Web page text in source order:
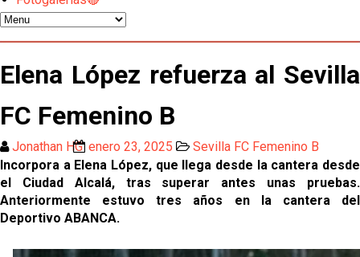
El Sevilla continúa con despidos y rechaza una
oferta de 420 millones por el club
El Sevilla mueve ficha por Robbie Ure: la opción 'A'
para el ataque nervionense
Los contratiempos para García Plaza por la mala
El Sevilla C se queda en Tercera Federación
Atlético y Getafe agitan el mercado de LaLiga
Elena López refuerza al Sevilla
FC Femenino B
Jonathan HG enero 23, 2025
Sevilla FC Femenino B
Incorpora a Elena López, que llega desde la cantera desde
el Ciudad Alcalá, tras superar antes unas pruebas.
Anteriormente estuvo tres años en la cantera del
Deportivo ABANCA.